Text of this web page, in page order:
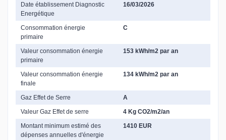
Date établissement Diagnostic
Energétique
16/03/2026
Consommation énergie
primaire
C
Valeur consommation énergie
primaire
153 kWh/m2 par an
Valeur consommation énergie
finale
134 kWh/m2 par an
Gaz Effet de Serre
A
Valeur Gaz Effet de serre
4 Kg CO2/m2/an
Montant minimum estimé des
dépenses annuelles d'énergie
1410 EUR